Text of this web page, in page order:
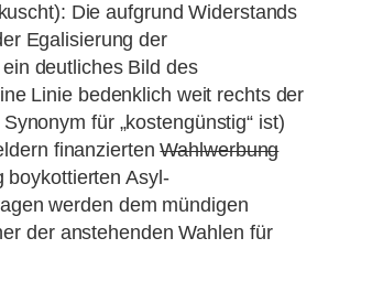
Die aufgrund Widerstands
Egalisierung der
deutliches Bild des
Linie bedenklich weit rechts der
für „kostengünstig“ ist)
finanziertenWahlwerbung
boykottierten Asyl-
werden dem mündigen
der anstehenden Wahlen für